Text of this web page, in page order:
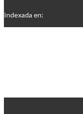
Indexada en: